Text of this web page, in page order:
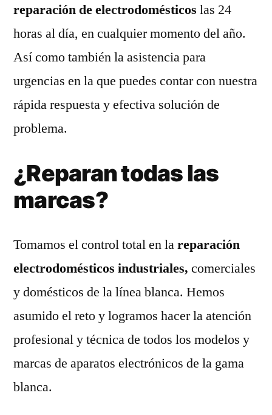
reparación de electrodomésticos las 24
horas al día, en cualquier momento del año.
Así como también la asistencia para
urgencias en la que puedes contar con nuestra
rápida respuesta y efectiva solución de
problema.
¿Reparan todas las
marcas?
Tomamos el control total en lareparación
electrodomésticos industriales, comerciales
y domésticos de la línea blanca. Hemos
asumido el reto y logramos hacer la atención
profesional y técnica de todos los modelos y
marcas de aparatos electrónicos de la gama
blanca.